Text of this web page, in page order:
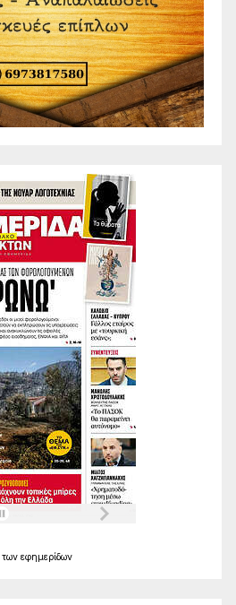
των εφημερίδων